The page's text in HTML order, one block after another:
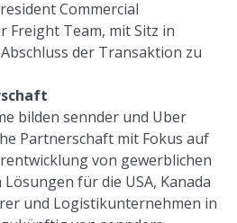
Commercial
Freight Team, mit Sitz in
der Transaktion zu
bilden sennder und Uber
Partnerschaft mit Fokus auf
von gewerblichen
für die USA, Kanada
und Logistikunternehmen in